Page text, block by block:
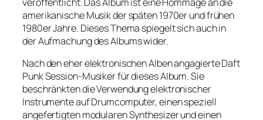
amerikanische Musik der späten 1970er und frühen
1980er Jahre. Dieses Thema spiegelt sich auch in
der Aufmachung des Albums wider.
Nach den eher elektronischen Alben angagierte Daft
Punk Session-Musiker für dieses Album. Sie
beschränkten die Verwendung elektronischer
Instrumente auf Drumcomputer, einen speziell
angefertigten modularen Synthesizer und einen